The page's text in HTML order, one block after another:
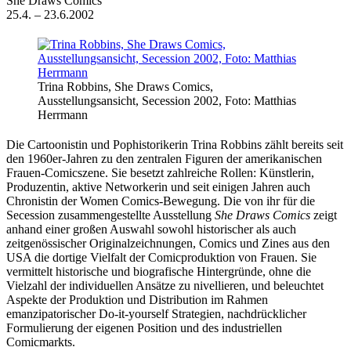
25.4. – 23.6.2002
Trina Robbins, She Draws Comics,
Ausstellungsansicht, Secession 2002, Foto: Matthias
Herrmann
Die Cartoonistin und Pophistorikerin Trina Robbins zählt bereits seit
den 1960er-Jahren zu den zentralen Figuren der amerikanischen
Frauen-Comicszene. Sie besetzt zahlreiche Rollen: Künstlerin,
Produzentin, aktive Networkerin und seit einigen Jahren auch
Chronistin der Women Comics-Bewegung. Die von ihr für die
Secession zusammengestellte Ausstellung She Draws Comics zeigt
anhand einer großen Auswahl sowohl historischer als auch
zeitgenössischer Originalzeichnungen, Comics und Zines aus den
USA die dortige Vielfalt der Comicproduktion von Frauen. Sie
vermittelt historische und biografische Hintergründe, ohne die
Vielzahl der individuellen Ansätze zu nivellieren, und beleuchtet
Aspekte der Produktion und Distribution im Rahmen
emanzipatorischer Do-it-yourself Strategien, nachdrücklicher
Formulierung der eigenen Position und des industriellen
Comicmarkts.